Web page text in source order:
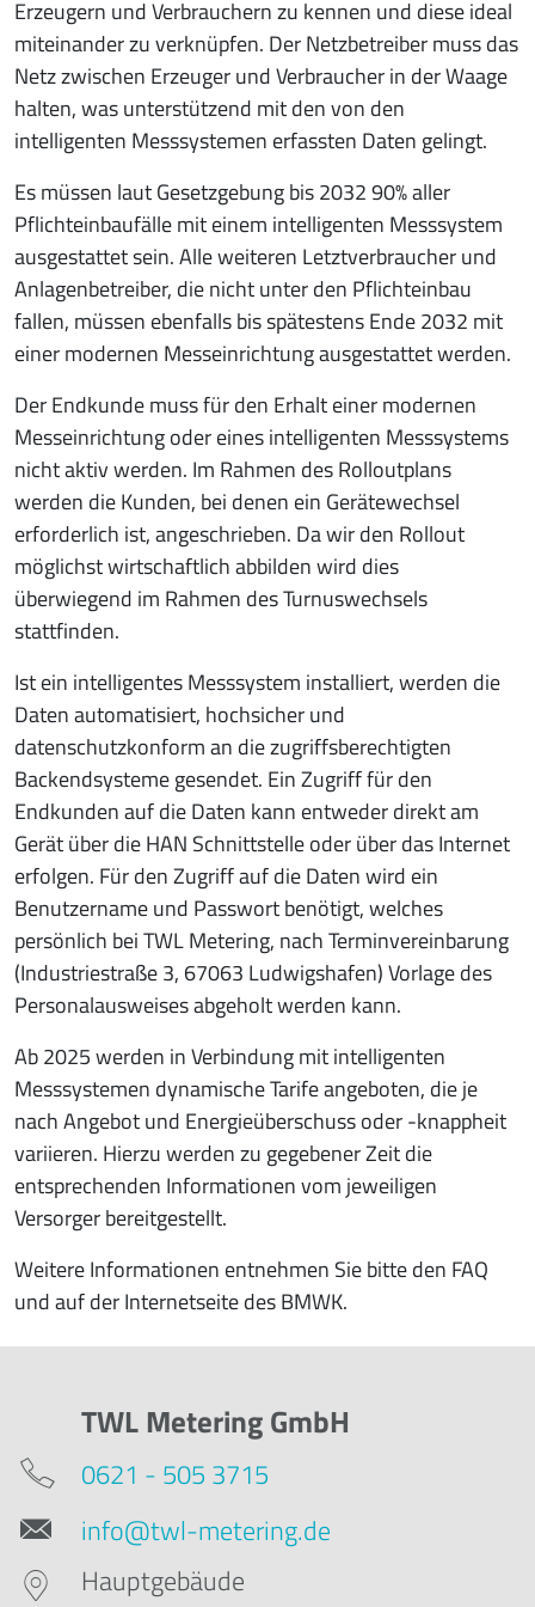
Erzeugern und Verbrauchern zu kennen und diese ideal
miteinander zu verknüpfen. Der Netzbetreiber muss das
Netz zwischen Erzeuger und Verbraucher in der Waage
halten, was unterstützend mit den von den
intelligenten Messsystemen erfassten Daten gelingt.
Es müssen laut Gesetzgebung bis 2032 90% aller
Pflichteinbaufälle mit einem intelligenten Messsystem
ausgestattet sein. Alle weiteren Letztverbraucher und
Anlagenbetreiber, die nicht unter den Pflichteinbau
fallen, müssen ebenfalls bis spätestens Ende 2032 mit
einer modernen Messeinrichtung ausgestattet werden.
Der Endkunde muss für den Erhalt einer modernen
Messeinrichtung oder eines intelligenten Messsystems
nicht aktiv werden. Im Rahmen des Rolloutplans
werden die Kunden, bei denen ein Gerätewechsel
erforderlich ist, angeschrieben. Da wir den Rollout
möglichst wirtschaftlich abbilden wird dies
überwiegend im Rahmen des Turnuswechsels
stattfinden.
Ist ein intelligentes Messsystem installiert, werden die
Daten automatisiert, hochsicher und
datenschutzkonform an die zugriffsberechtigten
Backendsysteme gesendet. Ein Zugriff für den
Endkunden auf die Daten kann entweder direkt am
Gerät über die HAN Schnittstelle oder über das Internet
erfolgen. Für den Zugriff auf die Daten wird ein
Benutzername und Passwort benötigt, welches
persönlich bei TWL Metering, nach Terminvereinbarung
(Industriestraße 3, 67063 Ludwigshafen) Vorlage des
Personalausweises abgeholt werden kann.
Ab 2025 werden in Verbindung mit intelligenten
Messsystemen dynamische Tarife angeboten, die je
nach Angebot und Energieüberschuss oder -knappheit
variieren. Hierzu werden zu gegebener Zeit die
entsprechenden Informationen vom jeweiligen
Versorger bereitgestellt.
Weitere Informationen entnehmen Sie bitte den FAQ
und auf der Internetseite des BMWK.
TWL Metering GmbH
0621 - 505 3715
info@twl-metering.de
Hauptgebäude